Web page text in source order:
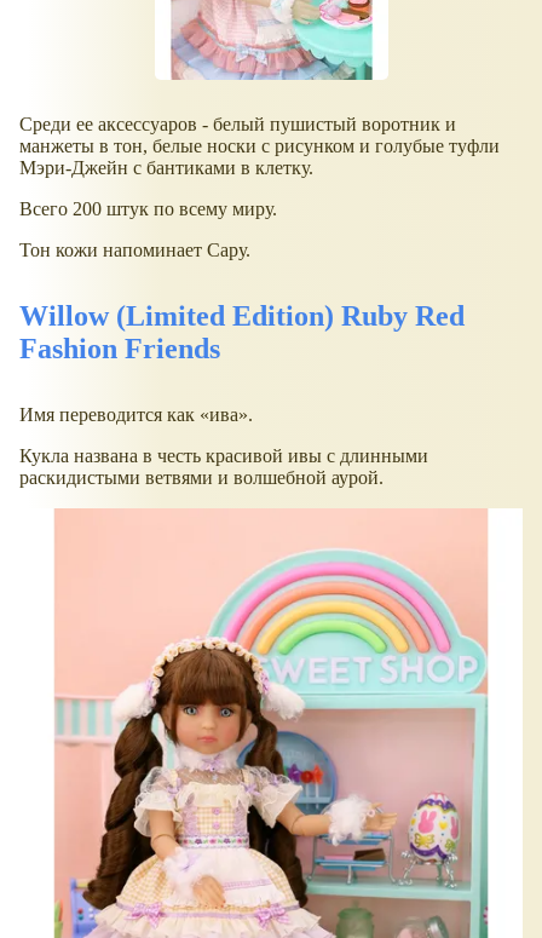
Среди ее аксессуаров - белый пушистый воротник и
манжеты в тон, белые носки с рисунком и голубые туфли
Мэри-Джейн с бантиками в клетку.
Всего 200 штук по всему миру.
Тон кожи напоминает Сару.
Willow (Limited Edition) Ruby Red
Fashion Friends
Имя переводится как ива .
Кукла названа в честь красивой ивы с длинными
раскидистыми ветвями и волшебной аурой.